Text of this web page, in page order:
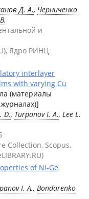
Д. А., Черниченко
и
Ядро РИНЦ
interlayer
with varying Cu
(материалы
D., Turpanov I. A., Lee L.
Collection, Scopus,
of Ni-Ge
I. A., Bondarenko